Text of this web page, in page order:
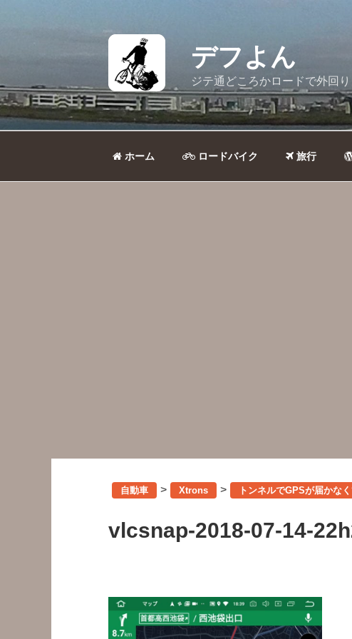
へ
ス
キ
デフよん
ジテ通どころかロードで外回り
ホーム ロードバイク 旅行
自動車 > Xtrons > トンネルでGPSが届かな
vlcsnap-2018-07-14-